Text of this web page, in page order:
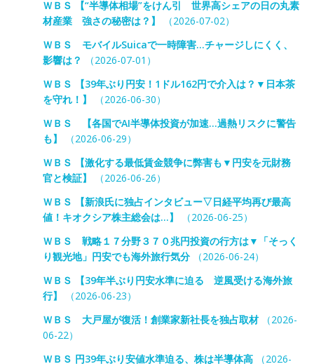
ＷＢＳ 【“半導体相場”をけん引 世界高シェアの日の丸素
材産業 強さの秘密は？】
（2026-07-02）
ＷＢＳ モバイルSuicaで一時障害…チャージしにくく、
影響は？
（2026-07-01）
ＷＢＳ 【39年ぶり円安！1ドル162円で介入は？▼日本茶
を守れ！】
（2026-06-30）
ＷＢＳ 【各国でAI半導体投資が加速…過熱リスクに警告
も】
（2026-06-29）
ＷＢＳ 【激化する最低賃金競争に弊害も▼円安を元財務
官と検証】
（2026-06-26）
ＷＢＳ 【新浪氏に独占インタビュー▽日経平均再び最高
値！キオクシア株主総会は…】
（2026-06-25）
ＷＢＳ 戦略１７分野３７０兆円投資の行方は▼「そっく
り観光地」円安でも海外旅行気分（2026-06-24）
ＷＢＳ 【39年半ぶり円安水準に迫る 逆風受ける海外旅
行】
（2026-06-23）
ＷＢＳ 大戸屋が復活！創業家新社長を独占取材（2026-
06-22）
ＷＢＳ 円39年ぶり安値水準迫る、株は半導体高（2026-